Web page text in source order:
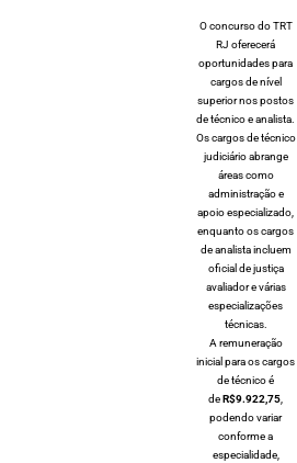
O concurso do TRT
RJ oferecerá
oportunidades para
cargos de nível
superior nos postos
de técnico e analista.
Os cargos de técnico
judiciário abrange
áreas como
administração e
apoio especializado,
enquanto os cargos
de analista incluem
oficial de justiça
avaliador e várias
especializações
técnicas.
A remuneração
inicial para os cargos
de técnico é
deR$9.922,75
podendo variar
conforme a
especialidade,